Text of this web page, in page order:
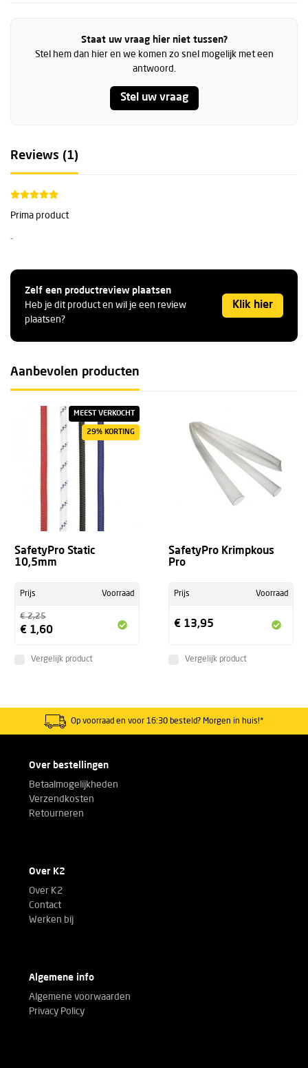
Staat uw vraag hier niet tussen?
Stel hem dan hier en we komen zo snel mogelijk met een
antwoord.
Stel uw vraag
Reviews (1)
Prima product
-
Zelf een productreview plaatsen
Heb je dit product en wil je een review
plaatsen?
Klik hier
Aanbevolen producten
MEEST VERKOCHT
29% KORTING
SafetyPro Static
10,5mm
Prijs Voorraad
€ 2,25
€ 1,60
Vergelijk product
SafetyPro Krimpkous
Pro
Prijs Voorraad
€ 13,95
Vergelijk product
Op voorraad en voor 16:30 besteld? Morgen in huis!*
Over bestellingen
Betaalmogelijkheden
Verzendkosten
Retourneren
Over K2
Over K2
Contact
Werken bij
Algemene info
Algemene voorwaarden
Privacy Policy